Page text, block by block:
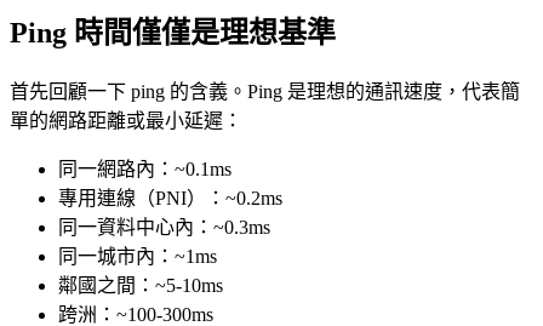
Ping 時間僅僅是理想基準
首先回顧一下 ping 的含義。Ping 是理想的通訊速度，代表簡
單的網路距離或最小延遲：
同一網路內：~0.1ms
專用連線（PNI）：~0.2ms
同一資料中心內：~0.3ms
同一城市內：~1ms
鄰國之間：~5-10ms
跨洲：~100-300ms